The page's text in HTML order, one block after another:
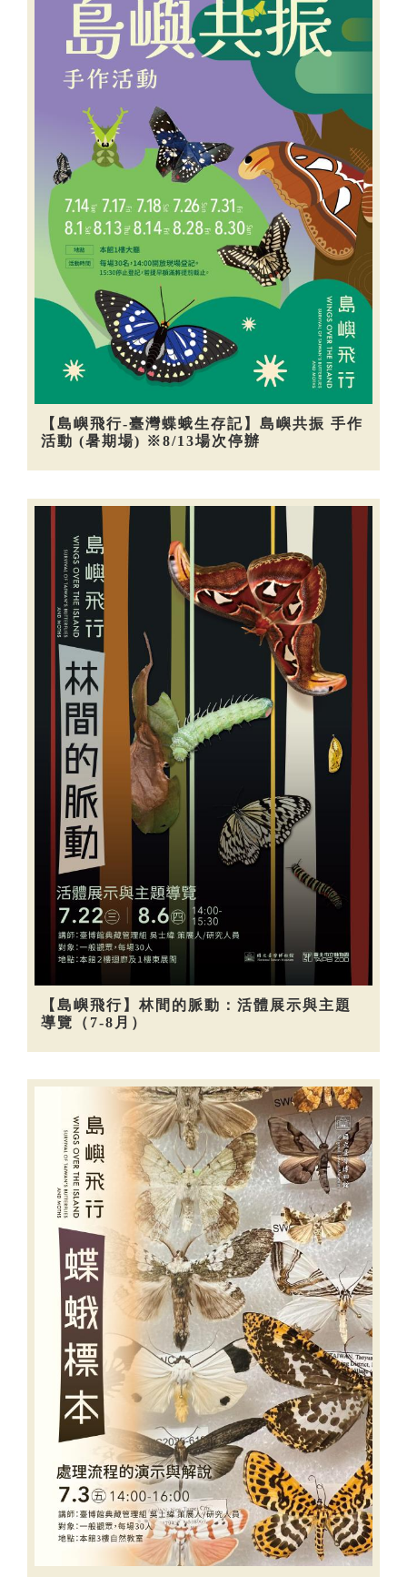
【島嶼飛行-臺灣蝶蛾生存記】島嶼共振 手作
活動 (暑期場) ※8/13場次停辦
【島嶼飛行】林間的脈動：活體展示與主題
導覽（7-8月）